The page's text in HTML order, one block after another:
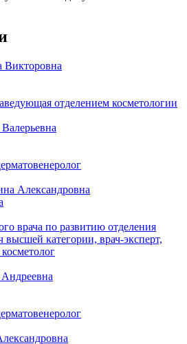
отделением косметологии
врача по развитию отделения
высшей категории, врач-эксперт,